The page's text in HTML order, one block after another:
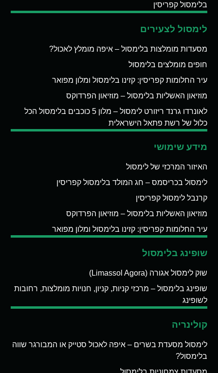
בלימסול קפריסין
לימסול לצעירים
מסעדות מומלצות בלימסול – איפה מומלץ לאכול?
חופים מומלצים בלימסול
עיר החלומות קפריסין: קזינו בלימסול ומלון מפואר
מוזיאון האשליות בלימסול – מוזיאון הפרדוקס
לאונרדו גרנד ריזורט לימסול – מלון 5 כוכבים בלימסול הכל
כלול של רשת פתאל הישראלית
מידע שימושי
האיזור המרכזי של לימסול
לימסול בכריסמס – חג המולד בלימסול קפריסין
קרנבל לימסול קפריסין
מוזיאון האשליות בלימסול – מוזיאון הפרדוקס
עיר החלומות קפריסין: קזינו בלימסול ומלון מפואר
שופינג בלימסול
שוק לימסול אגורה (Limassol Agora)
שופינג בלימסול – מרכזי קניות, קניון, חנויות מומלצות, רחובות
לשופינג
קולינריה
לימסול מסעדת בשרים – איפה לאכול סטייק או המבורגר שווה
בלימסול?